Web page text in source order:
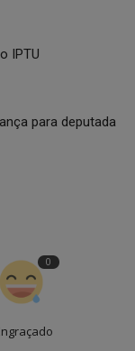
IPTU
para deputada
0